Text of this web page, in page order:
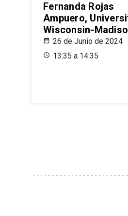
Fernanda Rojas
Ampuero,
Wisconsin-
26 de Junio de 2024
13:35 a 14:35